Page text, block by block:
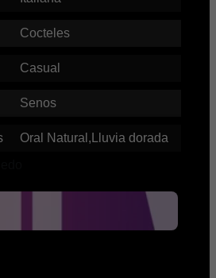
Cocteles
Casual
Senos
Oral Natural,Lluvia dorada